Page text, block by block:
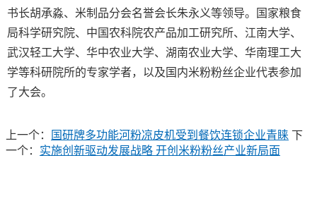
书长胡承淼、米制品分会名誉会长朱永义等领导。国家粮食
局科学研究院、中国农科院农产品加工研究所、江南大学、
武汉轻工大学、华中农业大学、湖南农业大学、华南理工大
学等科研院所的专家学者，以及国内米粉粉丝企业代表参加
了大会。
上一个： 国研牌多功能河粉凉皮机受到餐饮连锁企业青睐 下
一个： 实施创新驱动发展战略 开创米粉粉丝产业新局面